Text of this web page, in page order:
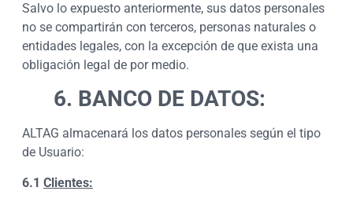
Salvo lo expuesto anteriormente, sus datos personales
no se compartirán con terceros, personas naturales o
entidades legales, con la excepción de que exista una
obligación legal de por medio.
6. BANCO DE DATOS:
ALTAG almacenará los datos personales según el tipo
de Usuario:
6.1 Clientes: